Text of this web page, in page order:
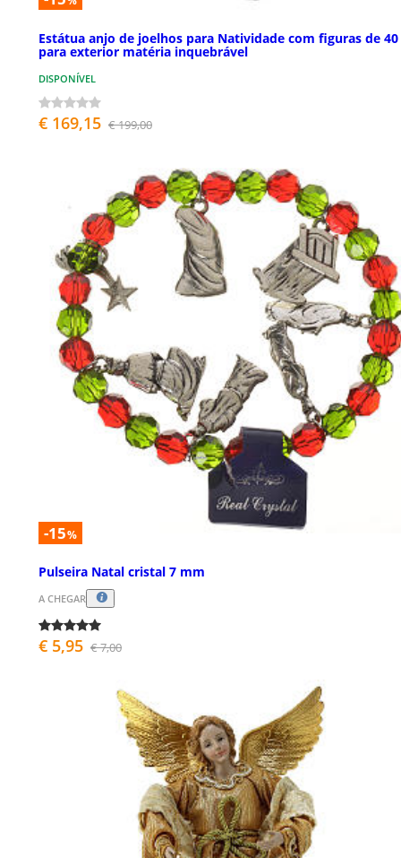
Estátua anjo de joelhos para Natividade com figuras de
para exterior matéria inquebrável
DISPONÍVEL
€ 169,15 € 199,00
-15%
Pulseira Natal cristal 7 mm
A CHEGAR
€ 5,95 € 7,00